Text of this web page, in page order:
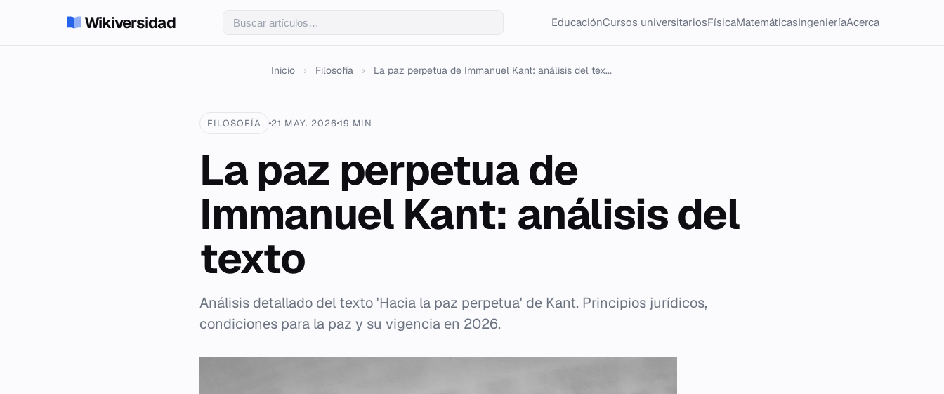
Wikiversidad EducaciónCursos universitariosFísicaMatemáticasIngenieríaAcerca
Inicio › Filosofía › La paz perpetua de Immanuel Kant: análisis del tex...
FILOSOFÍA 21 MAY. 2026 19 MIN
La paz perpetua de
Immanuel Kant: análisis del
texto
Análisis detallado del texto 'Hacia la paz perpetua' de Kant. Principios jurídicos,
condiciones para la paz y su vigencia en 2026.